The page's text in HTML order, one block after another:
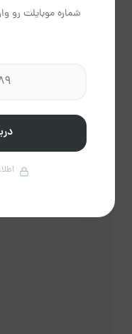
شماره موبایلت رو